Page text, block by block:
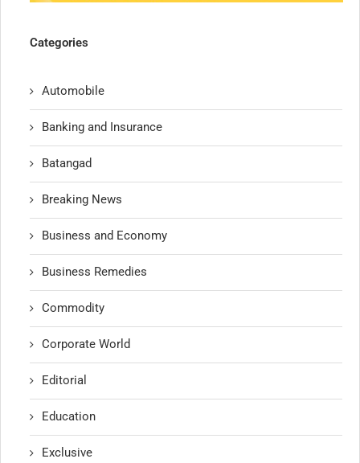
Categories
Automobile
Banking and Insurance
Batangad
Breaking News
Business and Economy
Business Remedies
Commodity
Corporate World
Editorial
Education
Exclusive